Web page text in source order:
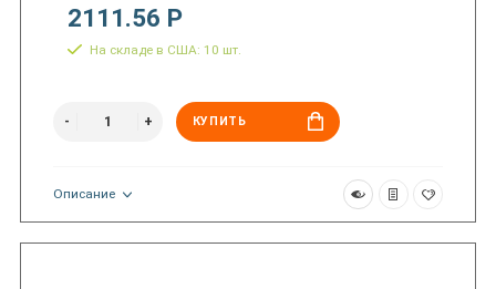
2111.56 Р
На складе в США: 10 шт.
КУПИТЬ
Описание